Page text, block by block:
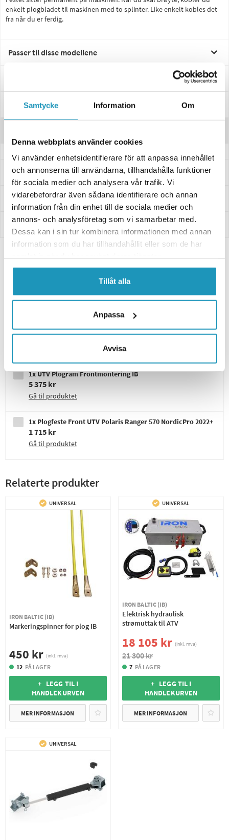
Samtycke Information Om
Denna webbplats använder cookies
Vi använder enhetsidentifierare för att anpassa innehållet
och annonserna till användarna, tillhandahålla funktioner
för sociala medier och analysera vår trafik. Vi
vidarebefordrar även sådana identifierare och annan
information från din enhet till de sociala medier och
annons- och analysföretag som vi samarbetar med.
Dessa kan i sin tur kombinera informationen med annan
information som du har tillhandahållit eller som de har
Tillåt alla
Anpassa
Avvisa
enkelt plogbladet til maskinen med to splinter. Like enkelt kobles det
fra når du er ferdig.
Passer til disse modellene
Manualer & Guider
Spørsmål og svar
Levering og retur
Innbetaling
1x ATV/UTV Plogblad 180cm IB
Gå til produktet
1x ATV Plogblad KONISK GEN II 180cm
11 845 kr
1x UTV Plogram Frontmontering IB
5 375 kr
Gå til produktet
1x Plogfeste Front UTV Polaris Ranger 570 NordicPro 2022+
1 715 kr
Gå til produktet
Relaterte produkter
UNIVERSAL
IRON BALTIC (IB)
Markeringspinner for plog IB
450 kr (inkl. mva)
12 PÅ LAGER
+ LEGG TIL I
HANDLEKURVEN
MER INFORMASJON
UNIVERSAL
IRON BALTIC (IB)
Elektrisk hydraulisk
strømuttak til ATV
18 105 kr (inkl. mva)
21 300 kr
7 PÅ LAGER
+ LEGG TIL I
HANDLEKURVEN
MER INFORMASJON
UNIVERSAL